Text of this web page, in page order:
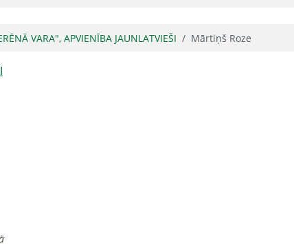
VARA", APVIENĪBA JAUNLATVIEŠI Mārtiņš Roze